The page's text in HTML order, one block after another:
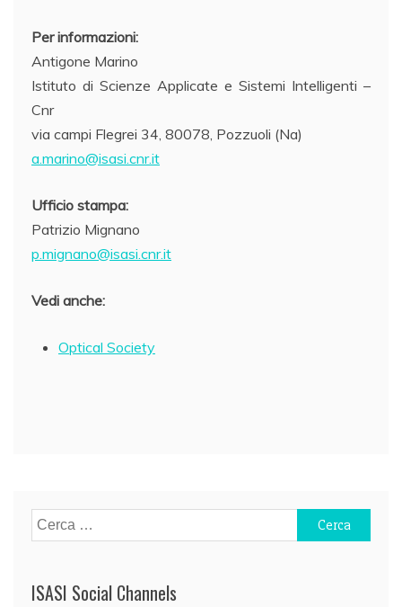
Per informazioni:
Antigone Marino
Istituto di Scienze Applicate e Sistemi Intelligenti –
Cnr
via campi Flegrei 34, 80078, Pozzuoli (Na)
a.marino@isasi.cnr.it
Ufficio stampa:
Patrizio Mignano
p.mignano@isasi.cnr.it
Vedi anche:
Optical Society
Ricerca
per:
ISASI Social Channels